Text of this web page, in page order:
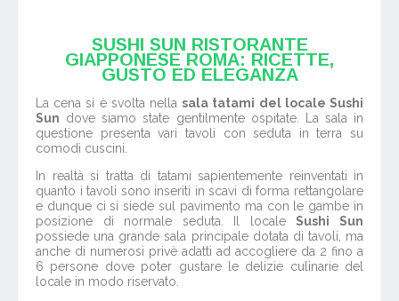
SUSHI SUN RISTORANTE
GIAPPONESE ROMA: RICETTE,
GUSTO ED ELEGANZA
La cena si è svolta nellasala tatami del locale Sushi
Sun dove siamo state gentilmente ospitate. La sala in
questione presenta vari tavoli con seduta in terra su
comodi cuscini.
In realtà si tratta di tatami sapientemente reinventati in
quanto i tavoli sono inseriti in scavi di forma rettangolare
e dunque ci si siede sul pavimento ma con le gambe in
posizione di normale seduta. Il localeSushi Sun
possiede una grande sala principale dotata di tavoli, ma
anche di numerosi privè adatti ad accogliere da 2 fino a
6 persone dove poter gustare le delizie culinarie del
locale in modo riservato.